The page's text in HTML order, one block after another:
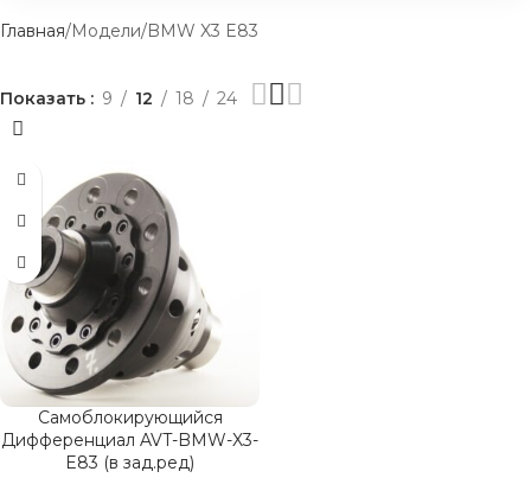
Главная Модели BMW X3 E83
Показать 9 12 18 24
Самоблокирующийся
Дифференциал AVT-BMW-X3-
E83 (в зад.ред)